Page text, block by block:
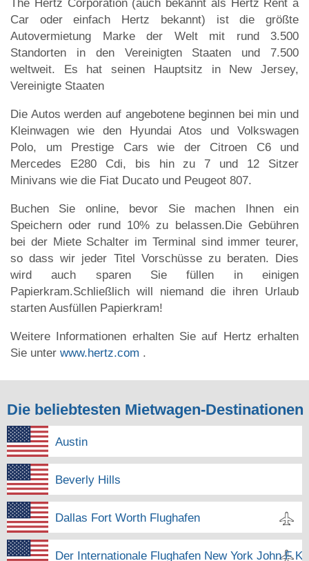
The Hertz Corporation (auch bekannt als Hertz Rent a
Car oder einfach Hertz bekannt) ist die größte
Autovermietung Marke der Welt mit rund 3.500
Standorten in den Vereinigten Staaten und 7.500
weltweit. Es hat seinen Hauptsitz in New Jersey,
Vereinigte Staaten
Die Autos werden auf angebotene beginnen bei min und
Kleinwagen wie den Hyundai Atos und Volkswagen
Polo, um Prestige Cars wie der Citroen C6 und
Mercedes E280 Cdi, bis hin zu 7 und 12 Sitzer
Minivans wie die Fiat Ducato und Peugeot 807.
Buchen Sie online, bevor Sie machen Ihnen ein
Speichern oder rund 10% zu belassen.Die Gebühren
bei der Miete Schalter im Terminal sind immer teurer,
so dass wir jeder Titel Vorschüsse zu beraten. Dies
wird auch sparen Sie füllen in einigen
Papierkram.Schließlich will niemand die ihren Urlaub
starten Ausfüllen Papierkram!
Weitere Informationen erhalten Sie auf Hertz erhalten
Sie unter www.hertz.com .
Die beliebtesten Mietwagen-Destinationen
Austin
Beverly Hills
Dallas Fort Worth Flughafen
Der Internationale Flughafen New York John F